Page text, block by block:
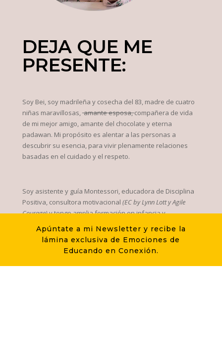
Apúntate a mi Newsletter y recibe la
lámina exclusiva de Emociones de
Educando en Conexión.
DEJA QUE ME
PRESENTE:
Soy Bei, soy madrileña y cosecha del 83, madre de cuatro
niñas maravillosas,amante esposa,compañera de vida
de mi mejor amigo, amante del chocolate y eterna
padawan. Mi propósito es alentar a las personas a
descubrir su esencia, para vivir plenamente relaciones
basadas en el cuidado y el respeto.
Soy asistente y guía Montessori, educadora de Disciplina
Positiva, consultora motivacional (EC by Lynn Lott y Agile
Courage)y tengo amplia formación en infancia y
adolescencia
(Gestalt, Psicología individual, Círculo de
seguridad, Escucha Activa, Mindfulness -MBSR e infancia-, Maitri
-reparentalización a través de la compasión-, Pikler, Reggio-
Viajera incansable, ex perfecta perfeccionista, surfera del